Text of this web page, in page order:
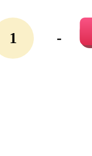
-